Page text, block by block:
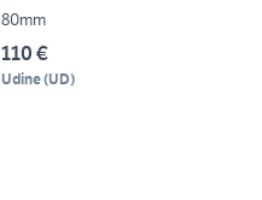
80mm
110 €
Udine(UD)